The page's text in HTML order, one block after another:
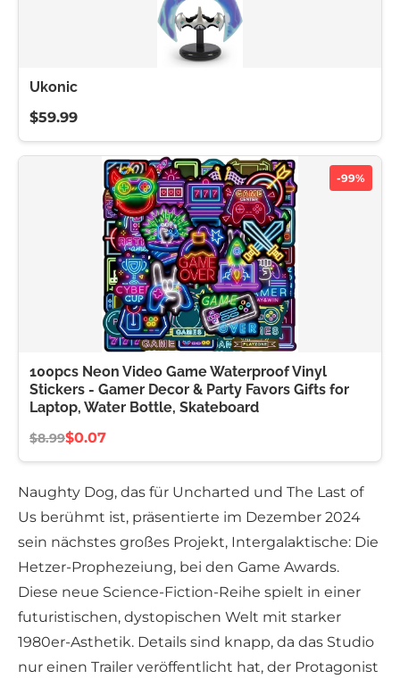
Ukonic
$59.99
-99%
100pcs Neon Video Game Waterproof Vinyl
Stickers - Gamer Decor & Party Favors Gifts for
Laptop, Water Bottle, Skateboard
$8.99$0.07
Naughty Dog, das für Uncharted und The Last of
Us berühmt ist, präsentierte im Dezember 2024
sein nächstes großes Projekt, Intergalaktische: Die
Hetzer-Prophezeiung, bei den Game Awards.
Diese neue Science-Fiction-Reihe spielt in einer
futuristischen, dystopischen Welt mit starker
1980er-Asthetik. Details sind knapp, da das Studio
nur einen Trailer veröffentlicht hat, der Protagonist